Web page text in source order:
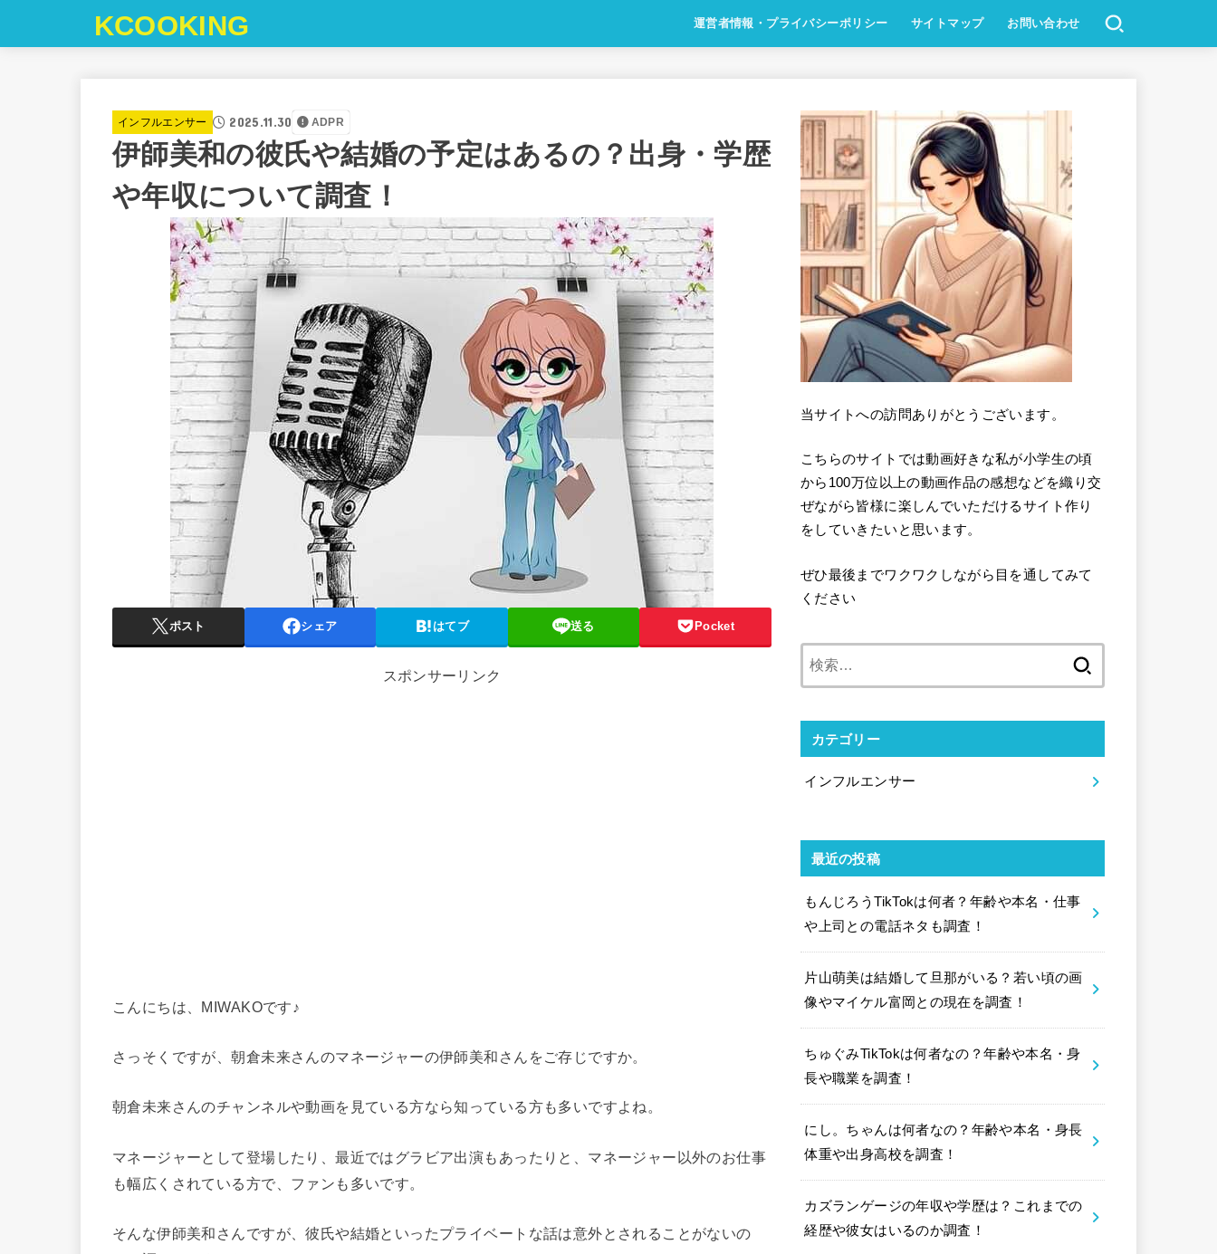
KCOOKING 運営者情報・プライバシーポリシー サイトマップ お問い合わせ
インフルエンサー 2025.11.30 ADPR
伊師美和の彼氏や結婚の予定はあるの？出身・学歴
や年収について調査！
ポスト シェア はてブ 送る Pocket
スポンサーリンク
こんにちは、MIWAKOです♪
さっそくですが、朝倉未来さんのマネージャーの伊師美和さんをご存じですか。
朝倉未来さんのチャンネルや動画を見ている方なら知っている方も多いですよね。
マネージャーとして登場したり、最近ではグラビア出演もあったりと、マネージャー以外のお仕事
も幅広くされている方で、ファンも多いです。
そんな伊師美和さんですが、彼氏や結婚といったプライベートな話は意外とされることがないの
当サイトへの訪問ありがとうございます。
こちらのサイトでは動画好きな私が小学生の頃
から100万位以上の動画作品の感想などを織り交
ぜながら皆様に楽しんでいただけるサイト作り
をしていきたいと思います。
ぜひ最後までワクワクしながら目を通してみて
ください
カテゴリー
インフルエンサー
最近の投稿
もんじろうTikTokは何者？年齢や本名・仕事
や上司との電話ネタも調査！
片山萌美は結婚して旦那がいる？若い頃の画
像やマイケル富岡との現在を調査！
ちゅぐみTikTokは何者なの？年齢や本名・身
長や職業を調査！
にし。ちゃんは何者なの？年齢や本名・身長
体重や出身高校を調査！
カズランゲージの年収や学歴は？これまでの
経歴や彼女はいるのか調査！